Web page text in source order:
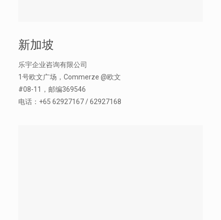
新加坡
乐宇企业咨询有限公司
1号欧文广场，Commerze @欧文
#08-11，邮编369546
电话：+65 62927167 / 62927168